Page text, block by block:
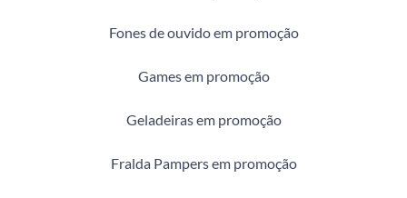
Fones de ouvido em promoção
Games em promoção
Geladeiras em promoção
Fralda Pampers em promoção